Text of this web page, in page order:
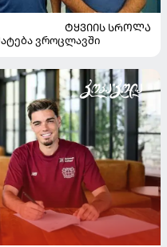
ᲢᲧᲕᲘᲘᲡ ᲡᲠᲝᲚᲐ
ვროცლავში